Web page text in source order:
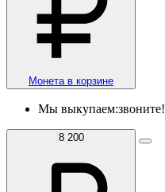
Монета в корзине
Мы выкупаем:звоните!
8 200